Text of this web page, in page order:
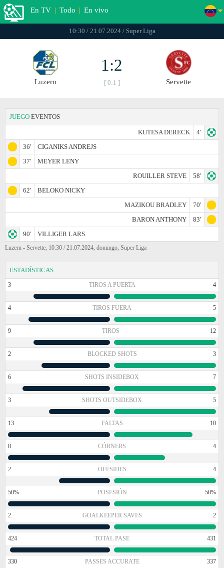
En TV | Todo | En vivo
10:30 / 21.07.2024 / Super Liga
Luzern
1:2
[ 0:1 ] Servette
JUEGO EVENTOS
KUTESA DERECK
4'
36'
CIGANIKS ANDREJS
37'
MEYER LENY
ROUILLER STEVE
58'
62'
BELOKO NICKY
MAZIKOU BRADLEY
70'
BARON ANTHONY
83'
90'
VILLIGER LARS
Luzern - Servette, 10:30 / 21.07.2024, domingo, Super Liga
ESTADÍSTICAS
3 TIROS A PUERTA 4
4 TIROS FUERA 5
9 TIROS 12
2 BLOCKED SHOTS 3
6 SHOTS INSIDEBOX 7
3 SHOTS OUTSIDEBOX 5
13 FALTAS 10
8 CÓRNERS 4
2 OFFSIDES 4
50% POSESIÓN 50%
2 GOALKEEPER SAVES 2
424 TOTAL PASE 431
330 PASSES ACCURATE 337